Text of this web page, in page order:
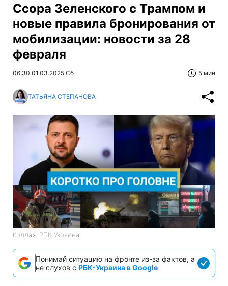
Ссора Зеленского с Трампом и
новые правила бронирования от
мобилизации: новости за 28
февраля
06:30 01.03.2025 Сб 5 мин
ТАТЬЯНА СТЕПАНОВА
Коллаж РБК-Украина
Понимай ситуацию на фронте из-за фактов, а
не слухов с РБК-Украина в Google